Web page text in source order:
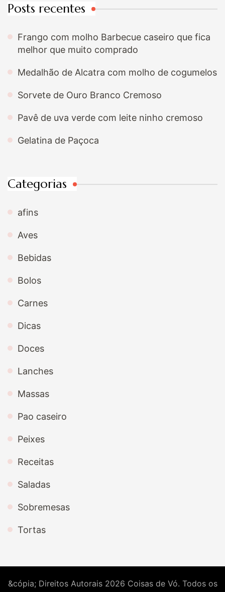
Posts recentes
Frango com molho Barbecue caseiro que fica
melhor que muito comprado
Medalhão de Alcatra com molho de cogumelos
Sorvete de Ouro Branco Cremoso
Pavê de uva verde com leite ninho cremoso
Gelatina de Paçoca
Categorias
afins
Aves
Bebidas
Bolos
Carnes
Dicas
Doces
Lanches
Massas
Pao caseiro
Peixes
Receitas
Saladas
Sobremesas
Tortas
&cópia; Direitos Autorais 2026 Coisas de Vó. Todos os